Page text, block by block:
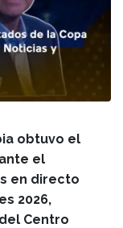
obtuvo el
el
en directo
2026,
Centro